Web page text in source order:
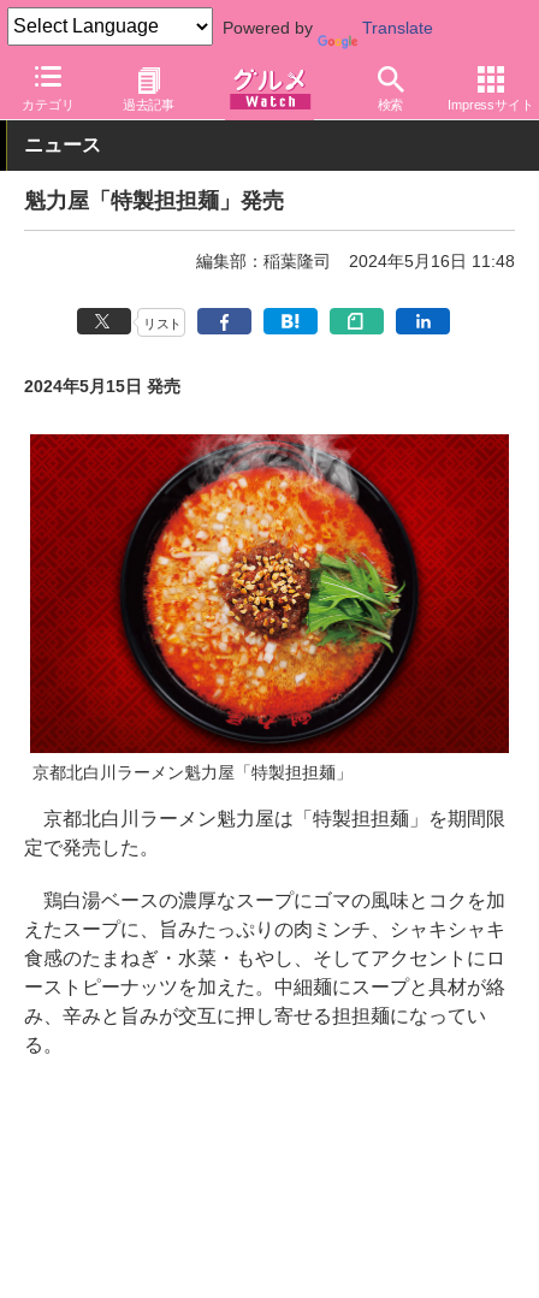
Powered by Translate
カテゴリ 過去記事 検索 Impressサイト
グルメ Watch 店舗
ニュース
魁力屋「特製担担麺」発売
編集部：稲葉隆司 2024年5月16日 11:48
リスト
2024年5月15日 発売
京都北白川ラーメン魁力屋「特製担担麺」
京都北白川ラーメン魁力屋は「特製担担麺」を期間限
定で発売した。
鶏白湯ベースの濃厚なスープにゴマの風味とコクを加
えたスープに、旨みたっぷりの肉ミンチ、シャキシャキ
食感のたまねぎ・水菜・もやし、そしてアクセントにロ
ーストピーナッツを加えた。中細麺にスープと具材が絡
み、辛みと旨みが交互に押し寄せる担担麺になってい
る。